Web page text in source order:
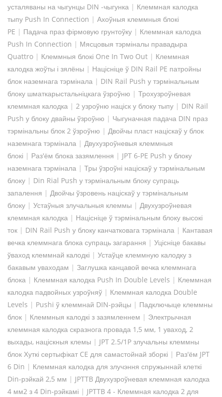
усталяваны на чыгунцы DIN -чыгунка | Клеммная калодка
тыпу Push In Connection | Ахоўныя клеммныя блокі
PE | Падача праз фірмовую грунтоўку | Клеммная калодка
Push In Connection | Мясцовыя тэрміналы правадыра
Quattro | Клеммныя блокі One In Two Out | Клеммная
калодка жоўты і зялёны | Націсніце ў DIN Rail PE патройны
блок наземнага тэрмінала | DIN Rail Push у тэрмінальным
блоку шматкарыстальніцкага ўзроўню | Трохузроўневая
клеммная калодка | 2 узроўню націск у блоку тыпу | DIN Rail
Push у блоку двайны ўзроўню | Чыгуначная падача DIN праз
тэрмінальны блок 2 ўзроўню | Двойчы пласт націскаў у блок
наземнага тэрмінала | Двухузроўневыя клеммныя
блокі | Раз'ём блока зазямлення | JPT 6-PE Push у блоку
наземнага тэрмінала | Тры ўзроўні націскаў у тэрмінальным
блоку | Din Rial Push у тэрмінальным блоку супраць
запалення | Двойчы ўзровень націскаў у тэрмінальным
блоку | Устаўныя злучальныя клеммы | Двухузроўневая
клеммная калодка | Націсніце ў тэрмінальным блоку высокі
ток | DIN Rail Push у блоку канчатковага тэрмінала | Кантавая
вечка клеммнага блока супраць загарання | Уцісніце бакавы
ўваход клеммнай калодкі | Устаўце клеммную калодку з
бакавым уваходам | Заглушка канцавой вечка клеммнага
блока | Клеммная калодка Push In Double Levels | Клеммная
калодка падвойных узроўняў | Клеммная калодка Double
Levels | Pushi ў клеммнай DIN-рэйцы | Падключыце клеммны
блок | Клеммныя калодкі з зазямленнем | Электрычная
клеммная калодка скразнога провада 1,5 мм, 1 уваход, 2
выхады, націскныя клемы | JPT 2.5/1P злучальны клеммны
блок Хуткі сертыфікат CE для самастойнай зборкі | Раз'ём JPT
6 Din | Клеммная калодка для злучэння спружыннай клеткі
Din-рэйкай 2,5 мм | JPTTB Двухузроўневая клеммная калодка
4 мм2 з 4 Din-рэйкамі | JPTTB 4 - Клеммная калодка 2 для